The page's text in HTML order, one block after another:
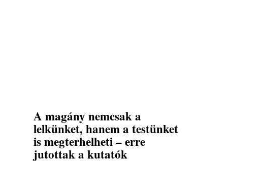
A magány nemcsak a
lelkünket, hanem a testünket
is megterhelheti – erre
jutottak a kutatók